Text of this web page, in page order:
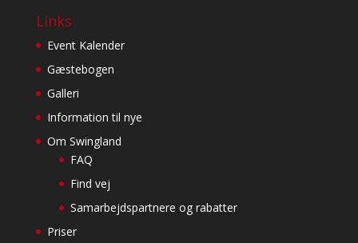
Links
Event Kalender
Gæstebogen
Galleri
Information til nye
Om Swingland
FAQ
Find vej
Samarbejdspartnere og rabatter
Priser